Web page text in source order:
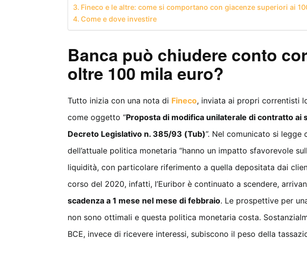
Fineco e le altre: come si comportano con giacenze superiori ai
Come e dove investire
Banca può chiudere conto
oltre 100 mila euro?
Tutto inizia con una nota di Fineco, inviata ai propri correntisti
come oggetto “Proposta di modifica unilaterale di contratto ai
Decreto Legislativo n. 385/93 (Tub)”. Nel comunicato si legge
dell’attuale politica monetaria “hanno un impatto sfavorevole
liquidità, con particolare riferimento a quella depositata dai
corso del 2020, infatti, l’Euribor è continuato a scendere,
scadenza a 1 mese nel mese di febbraio. Le prospettive per
non sono ottimali e questa politica monetaria costa.
BCE, invece di ricevere interessi, subiscono il peso della